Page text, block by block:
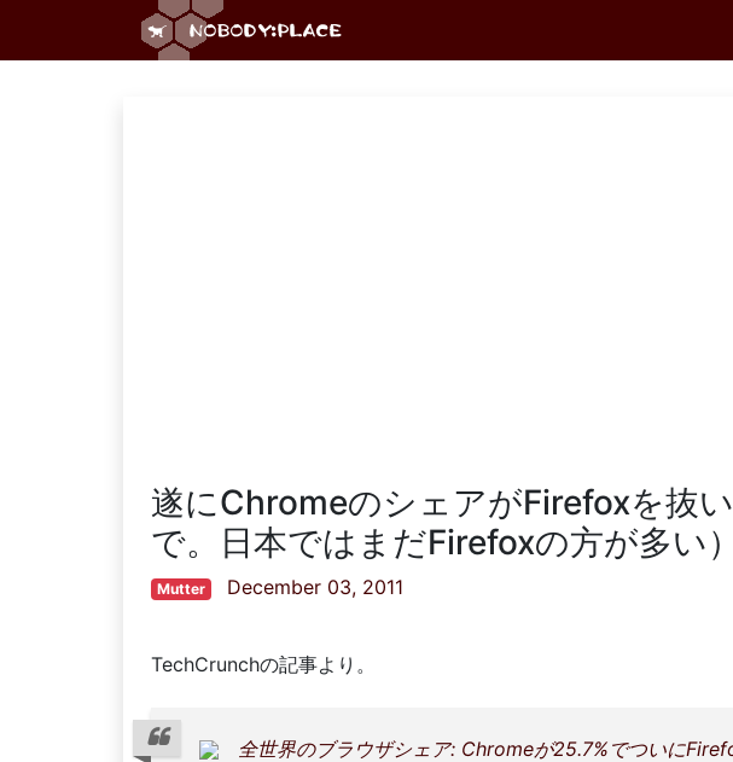
遂にChromeのシェアがFirefoxを抜
で。日本ではまだFirefoxの方が多い）
Mutter December 03, 2011
TechCrunchの記事より。
全世界のブラウザシェア: Chromeが25.7%でついに